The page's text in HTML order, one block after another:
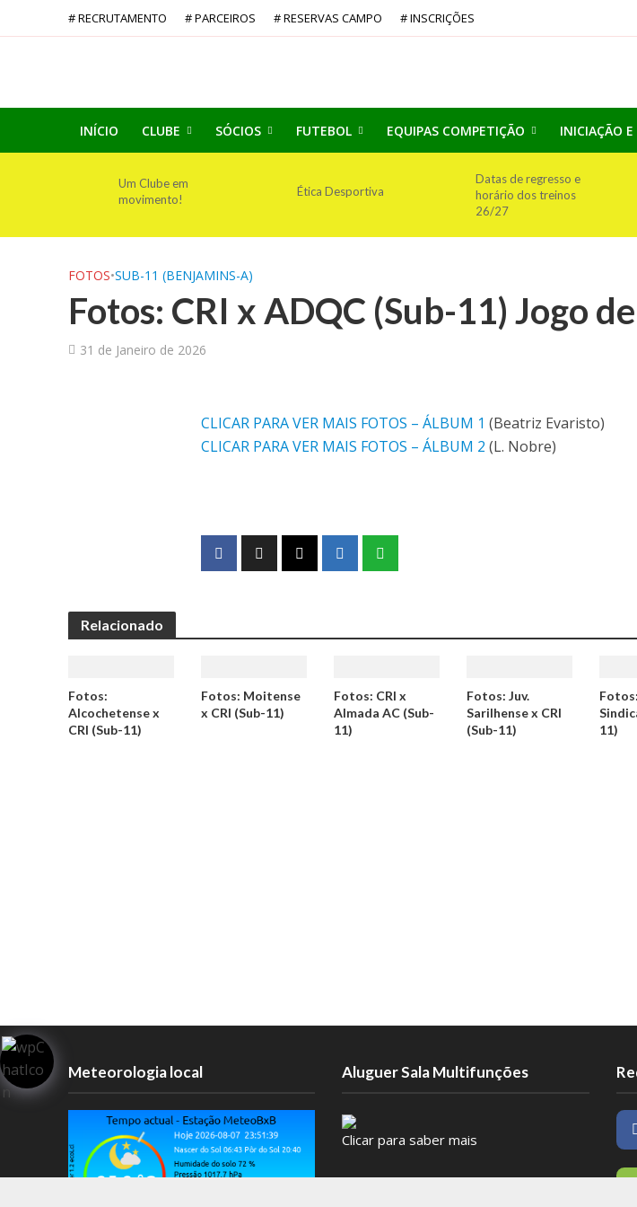
# RECRUTAMENTO # PARCEIROS # RESERVAS CAMPO # INSCRIÇÕES
INÍCIO CLUBE SÓCIOS FUTEBOL EQUIPAS COMPETIÇÃO INICIAÇÃO E
Um Clube em
movimento!
Ética Desportiva
Datas de regresso e
horário dos treinos
26/27
FOTOS•SUB-11 (BENJAMINS-A)
Fotos: CRI x ADQC (Sub-11) Jogo
31 de Janeiro de 2026
CLICAR PARA VER MAIS FOTOS – ÁLBUM 1 (Beatriz Evaristo)
CLICAR PARA VER MAIS FOTOS – ÁLBUM 2 (L. Nobre)
Relacionado
Fotos:
Alcochetense x
CRI (Sub-11)
Fotos: Moitense
x CRI (Sub-11)
Fotos: CRI x
Almada AC (Sub-
11)
Fotos: Juv.
Sarilhense x CRI
(Sub-11)
11)
Meteorologia local Aluguer Sala Multifunções
Clicar para saber mais